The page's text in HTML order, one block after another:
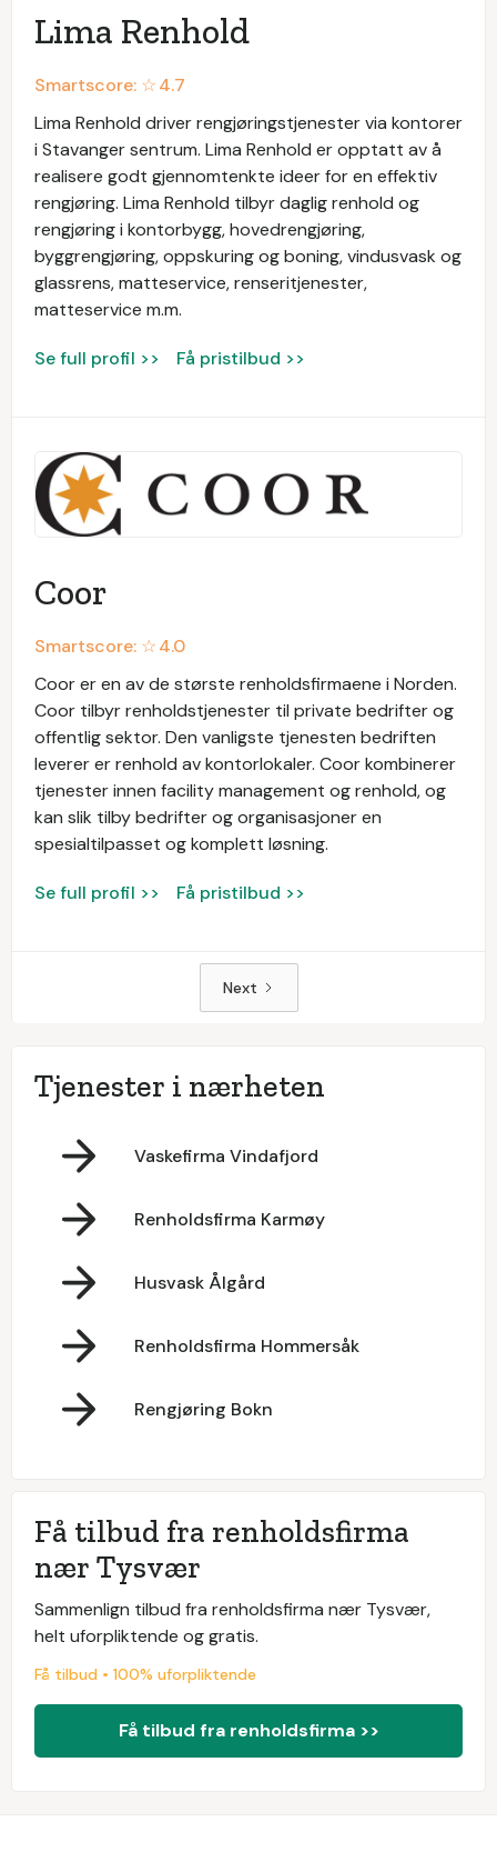
Lima Renhold
Smartscore: ☆4.7
Lima Renhold driver rengjøringstjenester via kontorer
i Stavanger sentrum. Lima Renhold er opptatt av å
realisere godt gjennomtenkte ideer for en effektiv
rengjøring. Lima Renhold tilbyr daglig renhold og
rengjøring i kontorbygg, hovedrengjøring,
byggrengjøring, oppskuring og boning, vindusvask og
glassrens, matteservice, renseritjenester,
matteservice m.m.
Se full profil >> Få pristilbud >>
Coor
Smartscore: ☆4.0
Coor er en av de største renholdsfirmaene i Norden.
Coor tilbyr renholdstjenester til private bedrifter og
offentlig sektor. Den vanligste tjenesten bedriften
leverer er renhold av kontorlokaler. Coor kombinerer
tjenester innen facility management og renhold, og
kan slik tilby bedrifter og organisasjoner en
spesialtilpasset og komplett løsning.
Se full profil >> Få pristilbud >>
Next
Tjenester i nærheten
Vaskefirma Vindafjord
Renholdsfirma Karmøy
Husvask Ålgård
Renholdsfirma Hommersåk
Rengjøring Bokn
Få tilbud fra renholdsfirma
nær Tysvær
Sammenlign tilbud fra renholdsfirma nær Tysvær,
helt uforpliktende og gratis.
Få tilbud • 100% uforpliktende
Få tilbud fra renholdsfirma >>